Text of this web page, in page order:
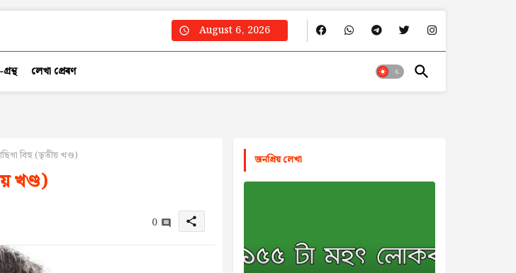
August 6, 2026
লেখা প্ৰেৰণ
বিহু (তৃতীয় খণ্ড)
খণ্ড)
0 share
জনপ্রিয় লেখা